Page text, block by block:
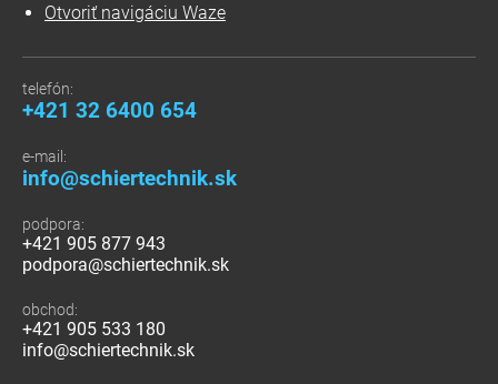
Otvoriť navigáciu Waze
telefón:
+421 32 6400 654
e-mail:
info@schiertechnik.sk
podpora:
+421 905 877 943
podpora@schiertechnik.sk
obchod:
+421 905 533 180
info@schiertechnik.sk